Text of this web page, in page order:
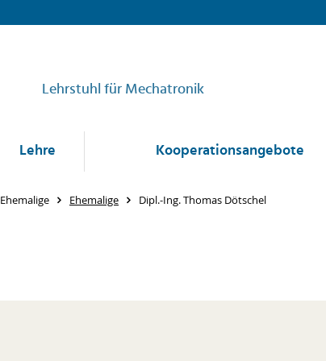
Lehrstuhl für Mechatronik
Lehre Kooperationsangebote
Ehemalige Ehemalige Dipl.-Ing. Thomas Dötschel